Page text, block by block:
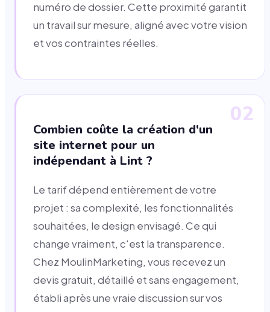
numéro de dossier. Cette proximité garantit
un travail sur mesure, aligné avec votre vision
et vos contraintes réelles.
02
Combien coûte la création d'un
site internet pour un
indépendant à Lint ?
Le tarif dépend entièrement de votre
projet : sa complexité, les fonctionnalités
souhaitées, le design envisagé. Ce qui
change vraiment, c'est la transparence.
Chez MoulinMarketing, vous recevez un
devis gratuit, détaillé et sans engagement,
établi après une vraie discussion sur vos